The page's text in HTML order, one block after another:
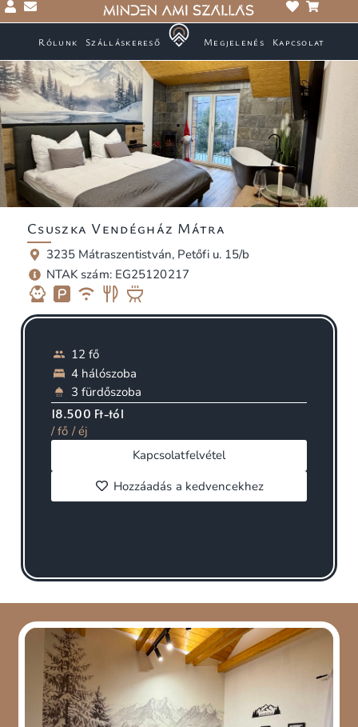
Rólunk Szálláskereső Megjelenés Kapcsolat
Csuszka Vendégház Mátra
3235 Mátraszentistván, Petőfi u. 15/b
NTAK szám: EG25120217
12 fő
4 hálószoba
3 fürdőszoba
18.500 Ft-tól
/ fő / éj
Kapcsolatfelvétel
Hozzáadás a kedvencekhez